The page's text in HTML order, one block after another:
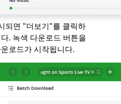
되면 "더보기"를 클릭하
. 녹색 다운로드 버튼을
로드가 시작됩니다.